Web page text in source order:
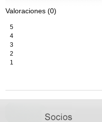
Valoraciones (0)
5
4
3
2
1